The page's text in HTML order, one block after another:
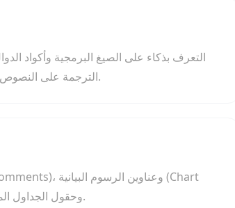
الترجمة على النصوص القابلة للقراءة البشرية فقط، ثم تتم إعادة إدراج الصيغ كما هي بعد الترجمة.
Titles)، وحقول الجداول المحورية، مع الحفاظ على بنية الدمج الأصلية للخلايا والعلامات اللونية.